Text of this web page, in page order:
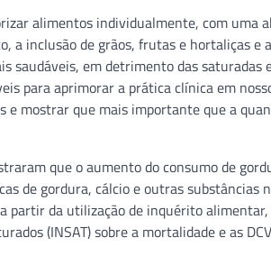
alimentos individualmente, com uma
a inclusão de grãos, frutas e hortaliças e
saudáveis, em detrimento das saturadas
para aprimorar a prática clínica em
e mostrar que mais importante que a
que o aumento do consumo de
de gordura, cálcio e outras substâncias
partir da utilização de inquérito
(INSAT) sobre a mortalidade e as